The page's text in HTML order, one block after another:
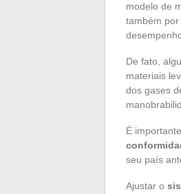
modelo de
também
De fato,
materiais
dos gases
É
seu país
Ajustar o